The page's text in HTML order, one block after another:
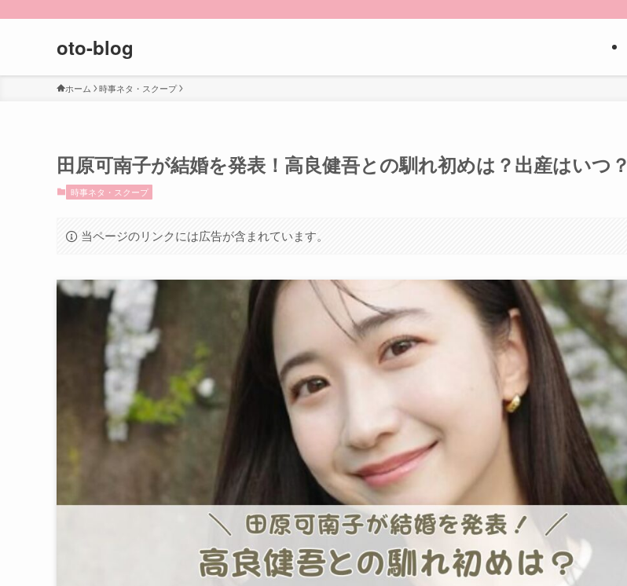
oto-blog
ホーム 時事ネタ・スクープ
田原可南子が結婚を発表！高良健吾との馴れ初めは？出産はいつ？
時事ネタ・スクープ
当ページのリンクには広告が含まれています。